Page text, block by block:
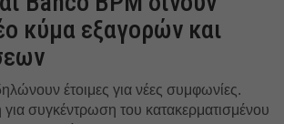
κύμα εξαγορών και
έτοιμες για νέες συμφωνίες.
για συγκέντρωση του κατακερματισμένου